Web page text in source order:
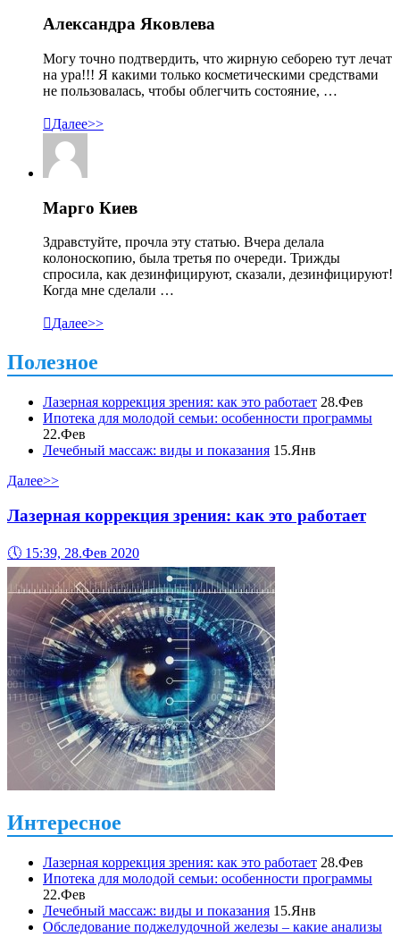
Александра Яковлева
Могу точно подтвердить, что жирную себорею тут лечат
на ура!!! Я какими только косметическими средствами
не пользовалась, чтобы облегчить состояние, …
Далее>>
Марго Киев
Здравстуйте, прочла эту статью. Вчера делала
колоноскопию, была третья по очереди. Трижды
спросила, как дезинфицируют, сказали, дезинфицируют!
Когда мне сделали …
Далее>>
Полезное
Лазерная коррекция зрения: как это работает 28.Фев
Ипотека для молодой семьи: особенности программы
22.Фев
Лечебный массаж: виды и показания 15.Янв
Далее>>
Лазерная коррекция зрения: как это работает
🕔 15:39, 28.Фев 2020
Интересное
Лазерная коррекция зрения: как это работает 28.Фев
Ипотека для молодой семьи: особенности программы
22.Фев
Лечебный массаж: виды и показания 15.Янв
Обследование поджелудочной железы – какие анализы